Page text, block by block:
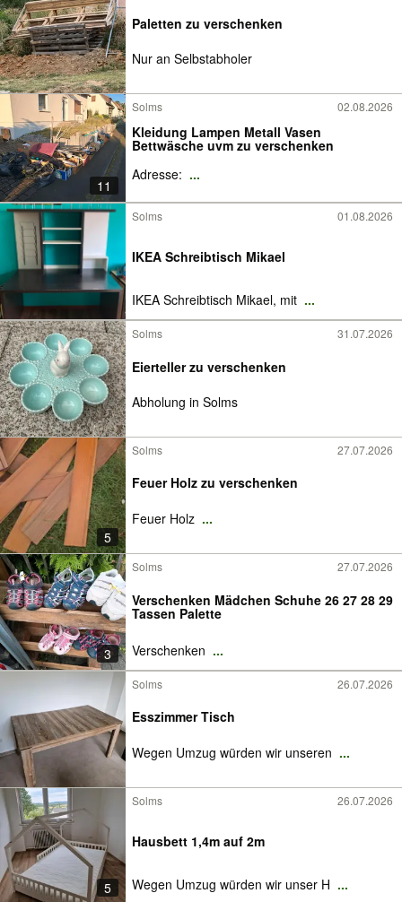
Paletten zu verschenken
Nur an Selbstabholer
11
Solms 02.08.2026
Kleidung Lampen Metall Vasen
Bettwäsche uvm zu verschenken
Adresse: ...
Solms 01.08.2026
IKEA Schreibtisch Mikael
IKEA Schreibtisch Mikael, mit ...
Solms 31.07.2026
Eierteller zu verschenken
Abholung in Solms
5
Solms 27.07.2026
Feuer Holz zu verschenken
Feuer Holz ...
3
Solms 27.07.2026
Verschenken Mädchen Schuhe 26 27 28 29
Tassen Palette
Verschenken ...
Solms 26.07.2026
Esszimmer Tisch
Wegen Umzug würden wir unseren ...
5
Solms 26.07.2026
Hausbett 1,4m auf 2m
Wegen Umzug würden wir unser H ...